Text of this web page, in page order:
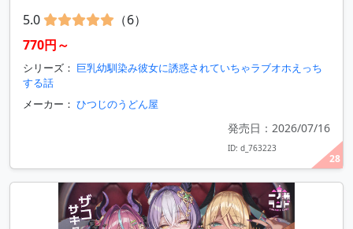
28
5.0
（6）
770円～
シリーズ： 巨乳幼馴染み彼女に誘惑されていちゃラブオホえっち
する話
メーカー： ひつじのうどん屋
発売日：2026/07/16
ID: d_763223